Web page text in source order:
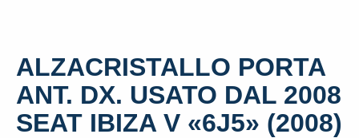
ALZACRISTALLO PORTA
ANT. DX. USATO DAL 2008
SEAT IBIZA V «6J5» (2008)